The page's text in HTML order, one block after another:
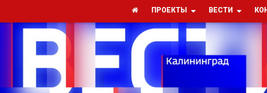
ПРОЕКТЫ ВЕСТИ